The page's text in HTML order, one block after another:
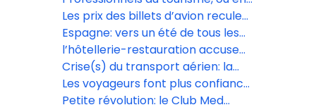
fêtes
êtes-vous avec l’IA? Répondez à
notre sondage
Les prix des billets d’avion reculent
sur le moyen-courrier, selon le
baromètre Digitrips/L’Écho
Espagne: vers un été de tous les
records?
l’hôtellerie-restauration accuse
de lourdes pertes
Crise(s) du transport aérien: la
décarbonation passe-t-elle à la
trappe?
Les voyageurs font plus confiance
aux agences de voyages qu’à
Petite révolution: le Club Med